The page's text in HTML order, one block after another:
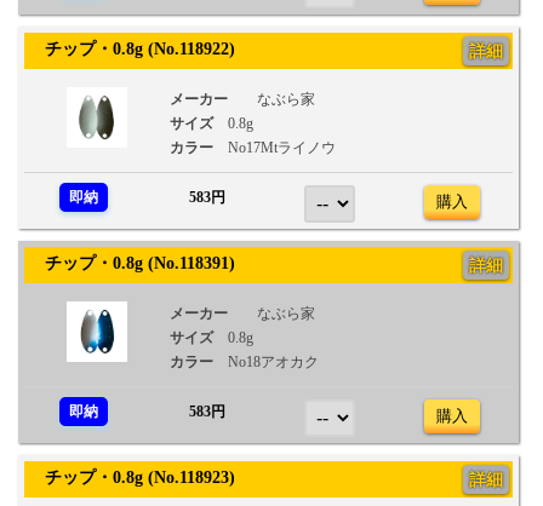
チップ・0.8g (No.118922) 詳細
メーカー
なぶら家
サイズ
0.8g
カラー
No17Mtライノウ
即納 583円 購入
チップ・0.8g (No.118391) 詳細
メーカー
なぶら家
サイズ
0.8g
カラー
No18アオカク
即納 583円 購入
チップ・0.8g (No.118923) 詳細